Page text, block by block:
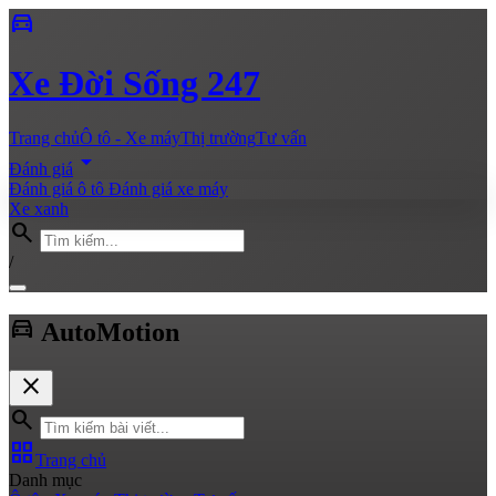
directions_car
Xe Đời Sống 247
Trang chủÔ tô - Xe máyThị trườngTư vấn
Đánh giá arrow_drop_down
Đánh giá ô tô Đánh giá xe máy
Xe xanh
search
/
directions_car AutoMotion
close
search
grid_viewTrang chủ
Danh mục